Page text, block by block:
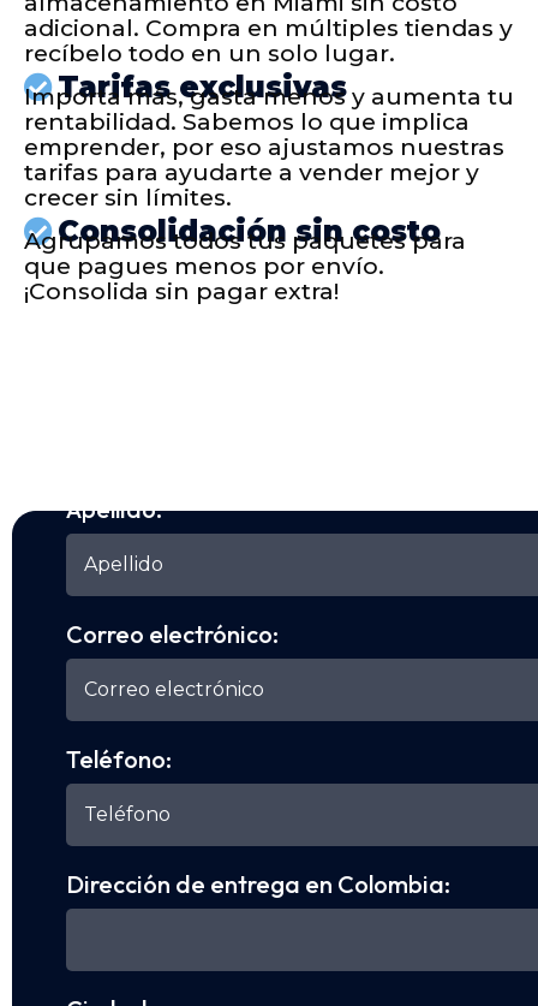
adicional. Compra en múltiples tiendas y
recíbelo todo en un solo lugar.
Tarifas exclusivas
Importa más, gasta menos y aumenta tu
rentabilidad. Sabemos lo que implica
emprender, por eso ajustamos nuestras
tarifas para ayudarte a vender mejor y
crecer sin límites.
Consolidación sin costo
Agrupamos todos tus paquetes para
que pagues menos por envío.
¡Consolida sin pagar extra!
Apellido:
Correo electrónico:
Teléfono:
Dirección de entrega en Colombia: